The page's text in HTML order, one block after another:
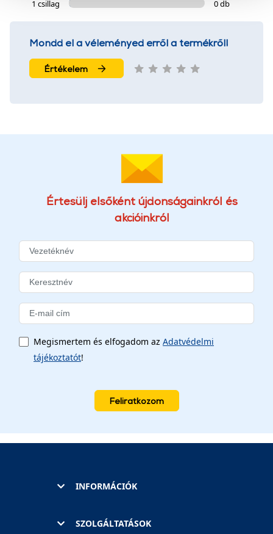
szolgáltatásaink biztosításához szükségesek. Az oldal
1 csillag
0 db
Mondd el a véleményed erről a termékről!
Értékelem
Értesülj elsőként újdonságainkról és
akcióinkról
Megismertem és elfogadom az Adatvédelmi
tájékoztatót!
Feliratkozom
INFORMÁCIÓK
SZOLGÁLTATÁSOK